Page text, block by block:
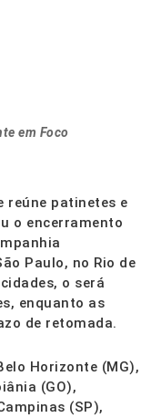
em Foco
reúne patinetes e
o encerramento
Paulo, no Rio de
o será
enquanto as
de retomada.
Horizonte (MG),
(GO),
(SP),